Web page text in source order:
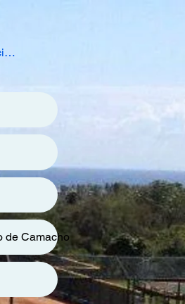
de Camacho
sesión